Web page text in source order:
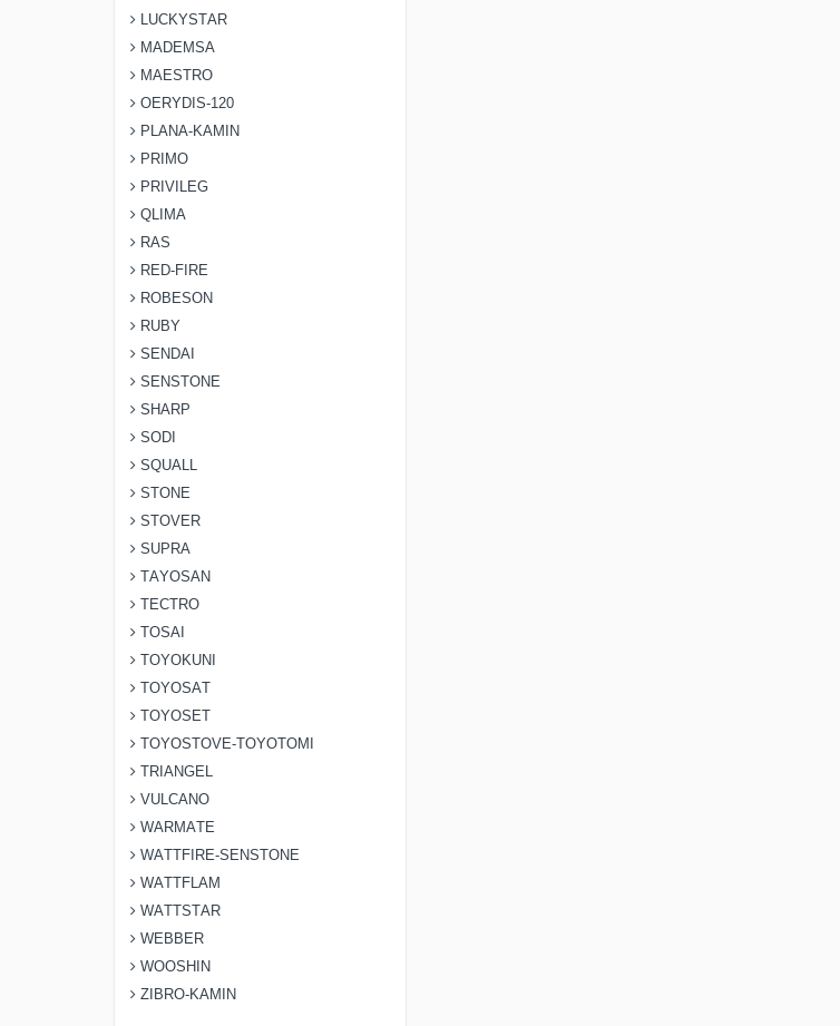
LUCKYSTAR
MADEMSA
MAESTRO
OERYDIS-120
PLANA-KAMIN
PRIMO
PRIVILEG
QLIMA
RAS
RED-FIRE
ROBESON
RUBY
SENDAI
SENSTONE
SHARP
SODI
SQUALL
STONE
STOVER
SUPRA
TAYOSAN
TECTRO
TOSAI
TOYOKUNI
TOYOSAT
TOYOSET
TOYOSTOVE-TOYOTOMI
TRIANGEL
VULCANO
WARMATE
WATTFIRE-SENSTONE
WATTFLAM
WATTSTAR
WEBBER
WOOSHIN
ZIBRO-KAMIN